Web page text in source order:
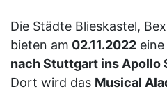
Die Städte Blieskastel,
bieten am 02.11.2022
nach Stuttgart ins Apollo
Dort wird das Musical